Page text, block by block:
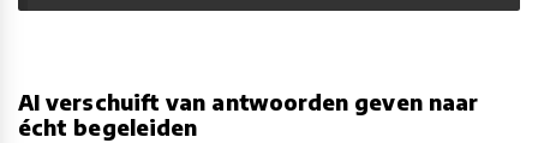
AI verschuift van antwoorden geven naar
écht begeleiden